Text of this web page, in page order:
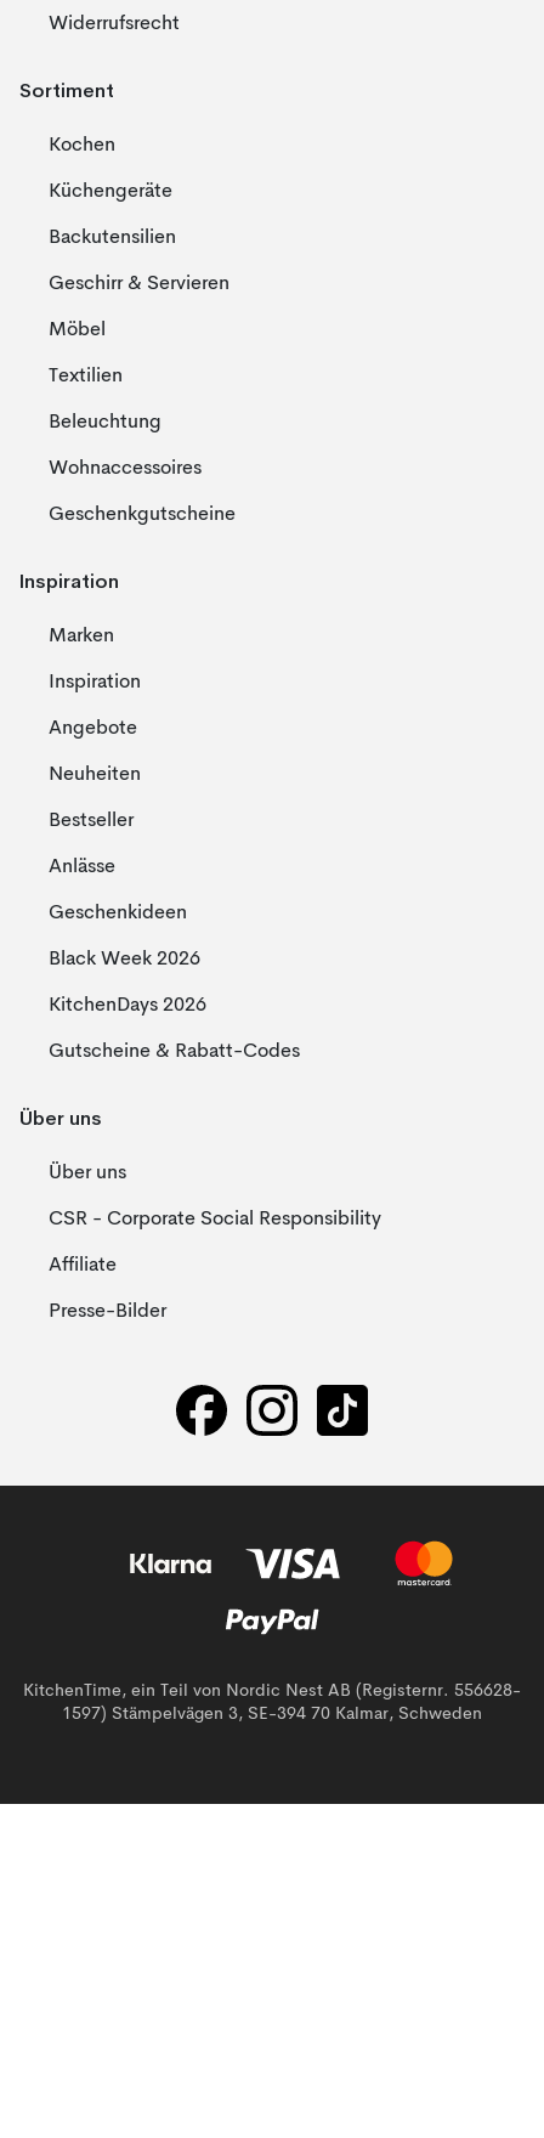
Widerrufsrecht
Sortiment
Kochen
Küchengeräte
Backutensilien
Geschirr & Servieren
Möbel
Textilien
Beleuchtung
Wohnaccessoires
Geschenkgutscheine
Inspiration
Marken
Inspiration
Angebote
Neuheiten
Bestseller
Anlässe
Geschenkideen
Black Week 2026
KitchenDays 2026
Gutscheine & Rabatt-Codes
Über uns
Über uns
CSR - Corporate Social Responsibility
Affiliate
Presse-Bilder
KitchenTime, ein Teil von Nordic Nest AB (Registernr. 556628-
1597) Stämpelvägen 3, SE-394 70 Kalmar, Schweden